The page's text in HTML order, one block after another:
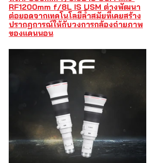
RF1200mm f/8L IS USM ต่างพัฒนา
ต่อยอดจากเทคโนโลยีล้ำสมัยที่เคยสร้าง
ปรากฏการณ์ให้กับวงการกล้องถ่ายภาพ
ของแคนนอน